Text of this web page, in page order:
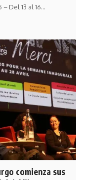
Del 13 al 16…
comienza sus